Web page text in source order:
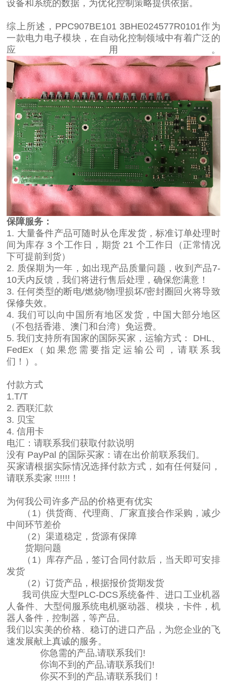
设备和系统的数据，为优化控制策略提供依据。
综上所述，PPC907BE101 3BHE024577R0101作为
一款电力电子模块，在自动化控制领域中有着广泛的
应用。
保障服务：
1. 大量备件产品可随时从仓库发货，标准订单处理时
间为库存 3 个工作日，期货 21 个工作日（正常情况
下可提前到货）
2. 质保期为一年，如出现产品质量问题，收到产品7-
10天内反馈，我们将进行售后处理，确保您满意！
3. 任何类型的断电/燃烧/物理损坏/密封圈回火将导致
保修失效。
4. 我们可以向中国所有地区发货，中国大部分地区
（不包括香港、澳门和台湾）免运费。
5. 我们支持所有国家的国际买家，运输方式： DHL、
FedEx（如果您需要指定运输公司，请联系我
们！）。
付款方式
1.T/T
2. 西联汇款
3. 贝宝
4. 信用卡
电汇：请联系我们获取付款说明
没有 PayPal 的国际买家：请在出价前联系我们。
买家请根据实际情况选择付款方式，如有任何疑问，
请联系卖家 !!!!!!！
为何我公司许多产品的价格更有优实
（1）供货商、代理商、厂家直接合作采购，减少
中间环节差价
（2）渠道稳定，货源有保障
货期问题
（1）库存产品，签订合同付款后，当天即可安排
发货
（2）订货产品，根据报价货期发货
我司供应大型PLC-DCS系统备件、进口工业机器
人备件、大型伺服系统电机驱动器、模块，卡件，机
器人备件，控制器，等产品。
我们以实美的价格、稳订的进口产品，为您企业的飞
速发展献上真诚的服务。
你急需的产品,请联系我们!
你询不到的产品,请联系我们!
你买不到的产品,请联系我们！